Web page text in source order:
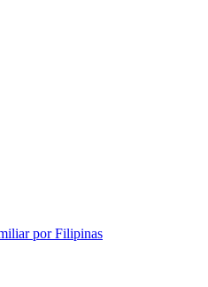
por Filipinas